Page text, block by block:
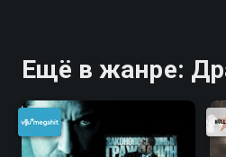
Ещё в жанре: